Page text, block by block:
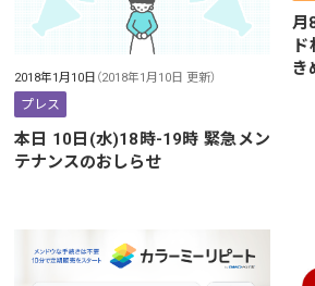
2018年1月10日 （2018年1月10日 更新）
プレス
本日 10日(水)18時-19時 緊急メン
テナンスのおしらせ
月
き